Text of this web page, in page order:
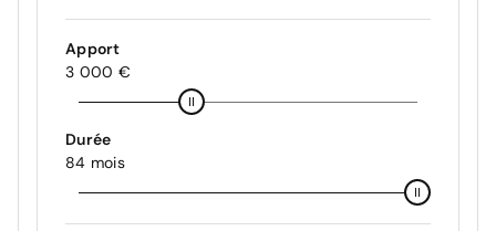
Apport
3 000 €
Durée
84 mois